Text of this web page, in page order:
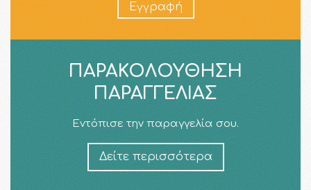
Εγγραφή
ΠΑΡΑΚΟΛΟΎΘΗΣΗ
ΠΑΡΑΓΓΕΛΊΑΣ
Εντόπισε την παραγγελία σου.
Δείτε περισσότερα